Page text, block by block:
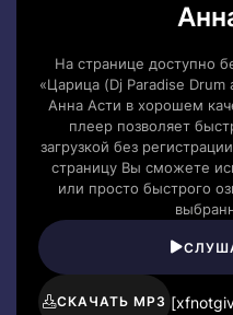
На странице доступно
«Царица (Dj Paradise Drum
Анна Асти в хорошем
плеер позволяет
загрузкой без
страницу Вы сможете
или просто быстрого
СКАЧАТЬ MP3